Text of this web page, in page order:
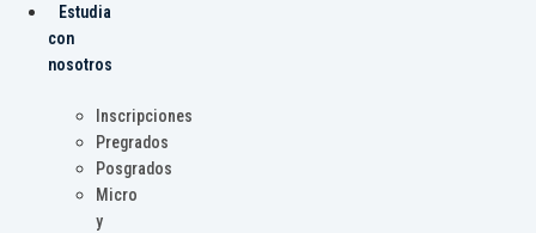
Estudia
con
nosotros
Inscripciones
Pregrados
Posgrados
Micro
y